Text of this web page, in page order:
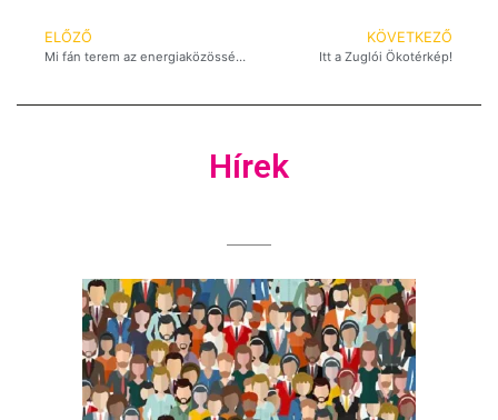
ELŐZŐ
Mi fán terem az energiaközösség?
KÖVETKEZŐ
Itt a Zuglói Ökotérkép!
Hírek